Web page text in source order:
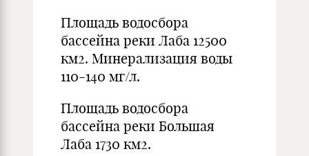
Площадь водосбора
бассейна реки Лаба 12500
км2. Минерализация воды
110-140 мг/л.
Площадь водосбора
бассейна реки Большая
Лаба 1730 км2.